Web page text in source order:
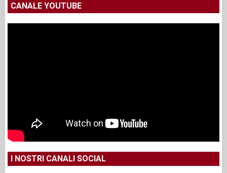
CANALE YOUTUBE
I NOSTRI CANALI SOCIAL